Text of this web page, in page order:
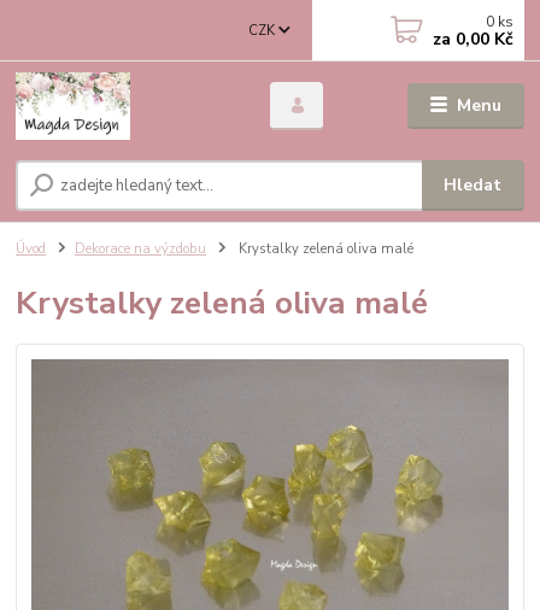
Menu
CZK
Hledat
0 ks
za 0,00 Kč
Úvod Dekorace na výzdobu Krystalky zelená oliva malé
Krystalky zelená oliva malé